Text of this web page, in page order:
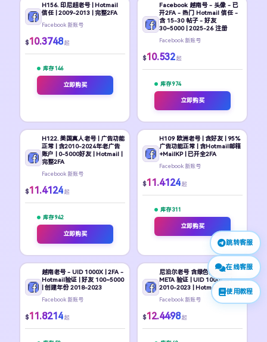
H156. 印尼超老号 | Hotmail
信任 | 2009-2013 | 完整2FA
Facebook 新账号
$10.3748 起
库存 146
立即购买
Facebook 越南号 - 头像 - 已
开2FA - 热门 Hotmail 信任 -
含 15-30 帖子 - 好友
30~5000 | 2025-26 注册
Facebook 新账号
$10.532 起
库存 974
立即购买
H122. 美国真人老号 | 广告功能
正常 | 含2010-2024年老广告
账户 | 0-5000好友 | Hotmail |
完整2FA
Facebook 新账号
$11.4124 起
库存 942
立即购买
H109 欧洲老号 | 含好友 | 95%
广告功能正常 | 含Hotmail邮箱
+MailKP | 已开全2FA
Facebook 新账号
$11.4124 起
库存 311
立即购买
越南老号 - UID 1000X | 2FA -
Hotmail验证 | 好友 100~5000
| 创建年份 2018-2023
Facebook 新账号
$11.8214 起
尼泊尔老号 含绿色提升按钮
META 验证 | UID 1000xxx |
2010-2023 | Hotmail | 无2FA
Facebook 新账号
$12.4498 起
跳转客服
在线客服
使用教程